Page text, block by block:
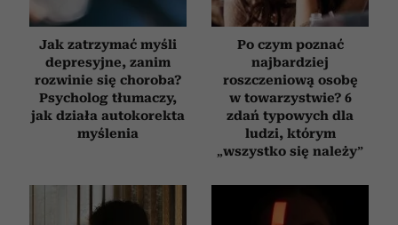
Jak zatrzymać myśli
depresyjne, zanim
rozwinie się choroba?
Psycholog tłumaczy,
jak działa autokorekta
myślenia
Po czym poznać
najbardziej
roszczeniową osobę
w towarzystwie? 6
zdań typowych dla
ludzi, którym
„wszystko się należy”